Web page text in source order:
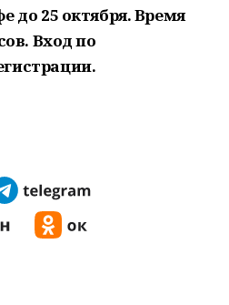
до 25 октября. Время
Вход по